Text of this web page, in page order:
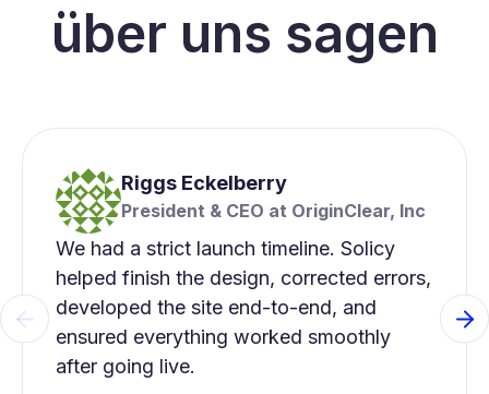
über uns sagen
Previous slide
Riggs Eckelberry
President & CEO at OriginClear, Inc
We had a strict launch timeline. Solicy
helped finish the design, corrected errors,
developed the site end-to-end, and
ensured everything worked smoothly
after going live.